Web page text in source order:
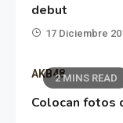
debut
17 Diciembre
2 MINS READ
AKB48
Colocan fotos